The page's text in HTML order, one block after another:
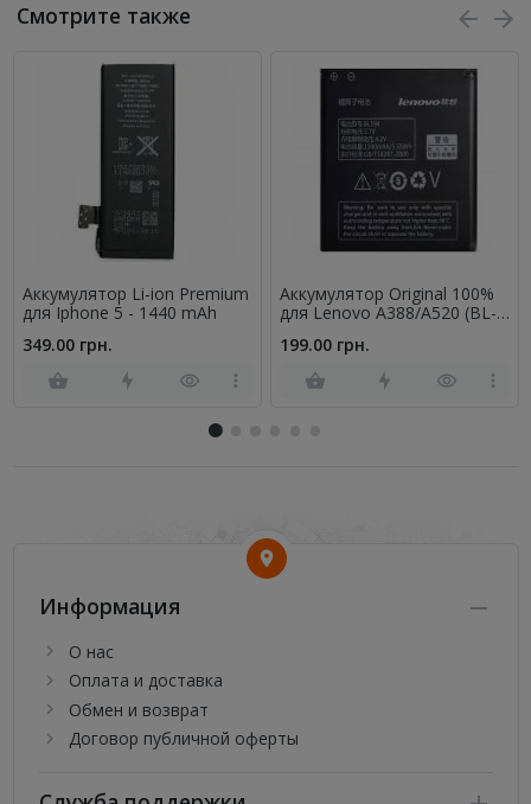
Смотрите также
Аккумулятор Li-ion Premium
для Iphone 5 - 1440 mAh
349.00 грн.
Аккумулятор Original 100%
для Lenovo A388/A520 (BL-
199.00 грн.
Информация
О нас
Оплата и доставка
Обмен и возврат
Договор публичной оферты